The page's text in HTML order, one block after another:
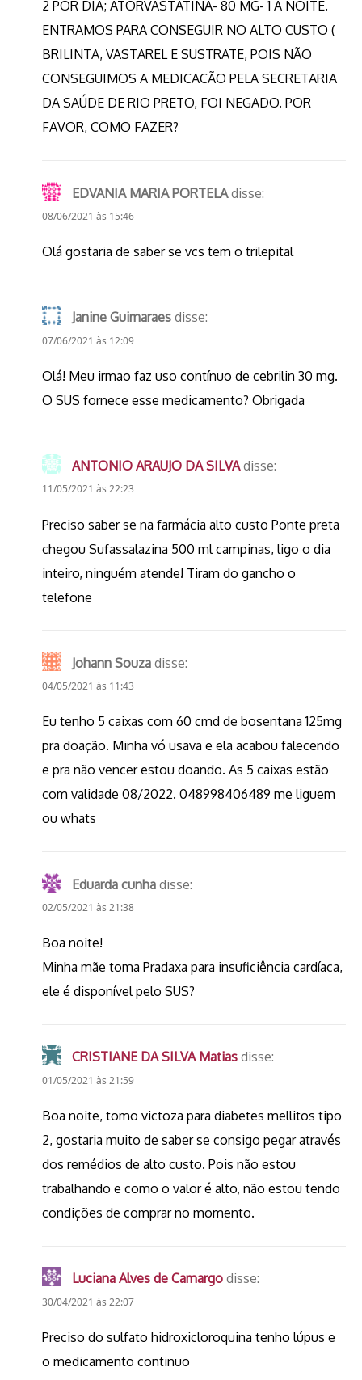
2 POR DIA; ATORVASTATINA- 80 MG- 1 A NOITE.
ENTRAMOS PARA CONSEGUIR NO ALTO CUSTO (
BRILINTA, VASTAREL E SUSTRATE, POIS NÃO
CONSEGUIMOS A MEDICACÃO PELA SECRETARIA
DA SAÚDE DE RIO PRETO, FOI NEGADO. POR
FAVOR, COMO FAZER?
EDVANIA MARIA PORTELA disse:
08/06/2021 às 15:46
Olá gostaria de saber se vcs tem o trilepital
Janine Guimaraes disse:
07/06/2021 às 12:09
Olá! Meu irmao faz uso contínuo de cebrilin 30 mg.
O SUS fornece esse medicamento? Obrigada
ANTONIO ARAUJO DA SILVA disse:
11/05/2021 às 22:23
Preciso saber se na farmácia alto custo Ponte preta
chegou Sufassalazina 500 ml campinas, ligo o dia
inteiro, ninguém atende! Tiram do gancho o
telefone
Johann Souza disse:
04/05/2021 às 11:43
Eu tenho 5 caixas com 60 cmd de bosentana 125mg
pra doação. Minha vó usava e ela acabou falecendo
e pra não vencer estou doando. As 5 caixas estão
com validade 08/2022. 048998406489 me liguem
ou whats
Eduarda cunha disse:
02/05/2021 às 21:38
Boa noite!
Minha mãe toma Pradaxa para insuficiência cardíaca,
ele é disponível pelo SUS?
CRISTIANE DA SILVA Matias disse:
01/05/2021 às 21:59
Boa noite, tomo victoza para diabetes mellitos tipo
2, gostaria muito de saber se consigo pegar através
dos remédios de alto custo. Pois não estou
trabalhando e como o valor é alto, não estou tendo
condições de comprar no momento.
Luciana Alves de Camargo disse:
30/04/2021 às 22:07
Preciso do sulfato hidroxicloroquina tenho lúpus e
o medicamento continuo